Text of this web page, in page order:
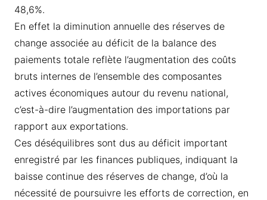
48,6%.
En effet la diminution annuelle des réserves de
change associée au déficit de la balance des
paiements totale reflète l’augmentation des coûts
bruts internes de l’ensemble des composantes
actives économiques autour du revenu national,
c’est-à-dire l’augmentation des importations par
rapport aux exportations.
Ces déséquilibres sont dus au déficit important
enregistré par les finances publiques, indiquant la
baisse continue des réserves de change, d’où la
nécessité de poursuivre les efforts de correction, en